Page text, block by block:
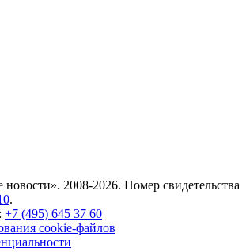
2008-2026. Номер свидетельства
.
+7 (495) 645 37 60
cookie-файлов